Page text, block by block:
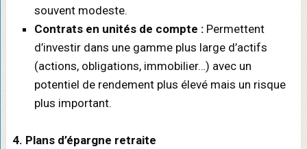
souvent modeste.
Contrats en unités de compte :Permettent
d’investir dans une gamme plus large d’actifs
(actions, obligations, immobilier…) avec un
potentiel de rendement plus élevé mais un risque
plus important.
4. Plans d’épargne retraite